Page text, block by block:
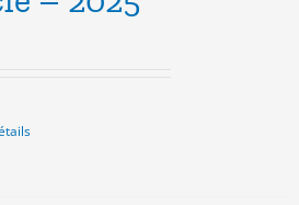
la